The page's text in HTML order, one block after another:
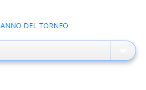
ANNO DEL TORNEO